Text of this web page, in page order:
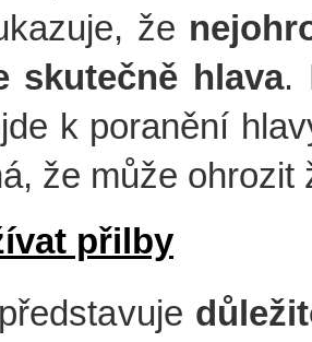
že
skutečně hlava.
k poranění
že může ohrozit
přilby